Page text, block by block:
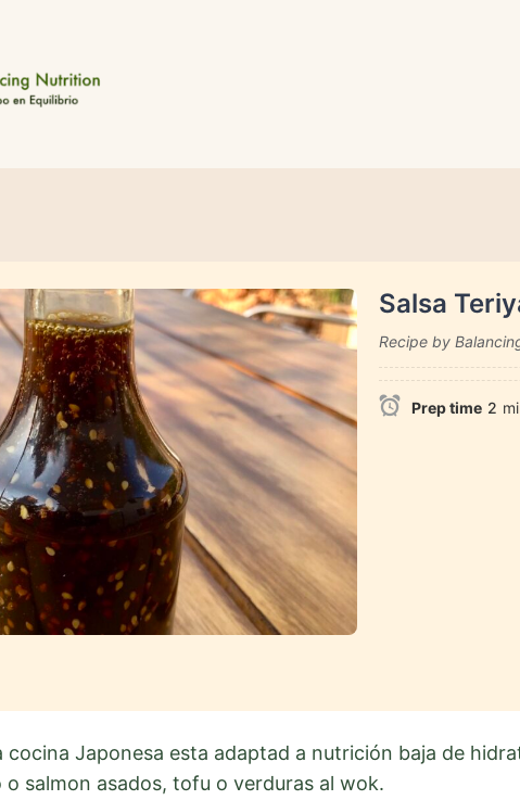
Salsa
Recipe by
Prep time 2
cocina Japonesa esta adaptad a nutrición baja de
o salmon asados, tofu o verduras al wok.